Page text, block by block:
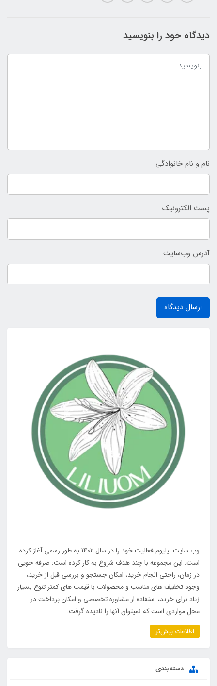
دیدگاه خود را بنویسید
نام و نام خانوادگی
پست الکترونیک
آدرس وب‌سایت
ارسال دیدگاه
وب سایت لیلیوم فعالیت خود را در سال 1402 به طور رسمی آغاز کرده
است. این مجموعه با چند هدف شروع به کار کرده است: صرفه جویی
در زمان، راحتی انجام خرید، امکان جستجو و بررسی قبل از خرید،
وجود تخفیف های مناسب و محصولات با قیمت های کمتر تنوع بسیار
زیاد برای خرید، استفاده از مشاوره تخصصی و امکان پرداخت در
محل مواردی است که نمیتوان آنها را نادیده گرفت.
اطلاعات بیش‌تر
دسته‌بندی